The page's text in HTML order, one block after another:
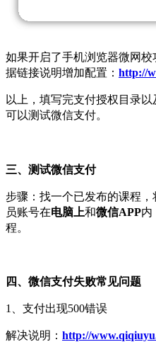
如果开启了手机浏览器微网
据链接说明增加配置： http://
以上，填写完支付授权目录
可以测试微信支付。
三、测试微信支付
步骤：找一个已发布的课程
员账号在电脑上和微信APP内
程。
四、微信支付失败常见问题
1、支付出现500错误
解决说明： http://